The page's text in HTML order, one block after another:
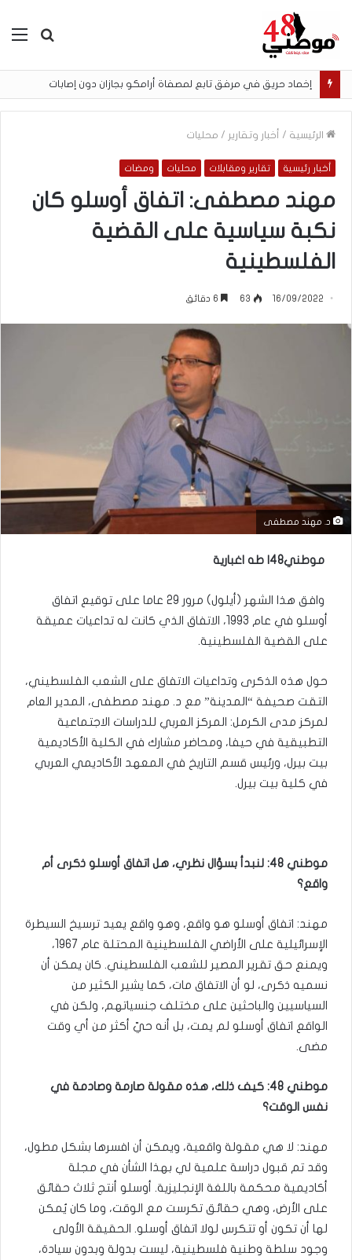
بحث
الرئيسية / أخبار وتقارير / محليات
أخبار رئيسية تقارير ومقابلات محليات ومضات
مهند مصطفى: اتفاق أوسلو كان
نكبة سياسية على القضية
الفلسطينية
16/09/2022
63
د. مهند مصطفى
موطني48| طه اغبارية
وافق هذا الشهر (أيلول) مرور 29 عاما على توقيع اتفاق
أوسلو في عام 1993، الاتفاق الذي كانت له تداعيات عميقة
على القضية الفلسطينية.
حول هذه الذكرى وتداعيات الاتفاق على الشعب الفلسطيني،
التقت صحيفة “المدينة” مع د. مهند مصطفى، المدير العام
لمركز مدى الكرمل: المركز العربي للدراسات الاجتماعية
التطبيقية في حيفا، ومحاضر مشارك في الكلية الأكاديمية
بيت بيرل، ورئيس قسم التاريخ في المعهد الأكاديمي العربي
في كلية بيت بيرل.
موطني 48: لنبدأ بسؤال نظري، هل اتفاق أوسلو ذكرى أم
واقع؟
مهند: اتفاق أوسلو هو واقع، وهو واقع يعيد ترسيخ السيطرة
الإسرائيلية على الأراضي الفلسطينية المحتلة عام 1967،
ويمنع حق تقرير المصير للشعب الفلسطيني. كان يمكن أن
نسميه ذكرى، لو أن الاتفاق مات، كما يشير الكثير من
السياسيين والباحثين على مختلف جنسياتهم، ولكن في
الواقع اتفاق أوسلو لم يمت، بل أنه حيّ أكثر من أي وقت
مضى.
موطني 48: كيف ذلك، هذه مقولة صارمة وصادمة في
نفس الوقت؟
مهند: لا هي مقولة واقعية، ويمكن أن افسرها بشكل مطول،
وقد تم قبول دراسة علمية لي بهذا الشأن في مجلة
أكاديمية محكمة باللغة الإنجليزية. أوسلو أنتج ثلاث حقائق
على الأرض، وهي حقائق تكرست مع الوقت، وما كان يُمكن
لها أن تكون أو تتكرس لولا اتفاق أوسلو. الحقيقة الأولى
وجود سلطة وطنية فلسطينية، ليست بدولة وبدون سيادة،